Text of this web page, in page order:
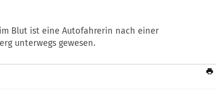
Blut ist eine Autofahrerin nach einer
unterwegs gewesen.